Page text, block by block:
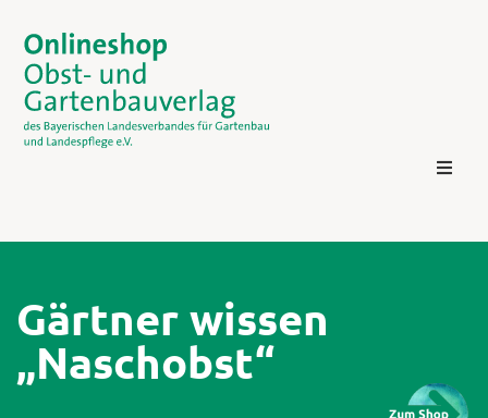
Kontakt
Gärtner wissen
„Naschobst“